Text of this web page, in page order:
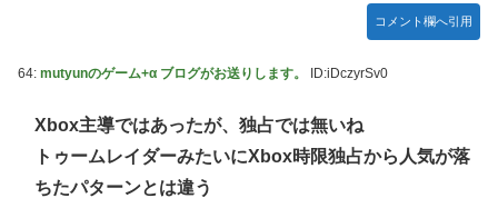
コメント欄へ引用
64: mutyunのゲーム+α ブログがお送りします。 ID:iDczyrSv0
Xbox主導ではあったが、独占では無いね
トゥームレイダーみたいにXbox時限独占から人気が落
ちたパターンとは違う